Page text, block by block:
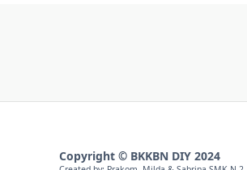
Copyright © BKKBN DIY 2024